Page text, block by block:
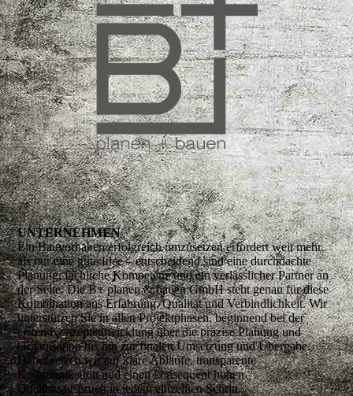
UNTERNEHMEN
Ein Bauvorhaben erfolgreich umzusetzen erfordert weit mehr
als nur eine gute Idee – entscheidend sind eine durchdachte
Planung, fachliche Kompetenz und ein verlässlicher Partner an
der Seite. Die B+ planen & bauen GmbH steht genau für diese
Kombination aus Erfahrung, Qualität und Verbindlichkeit. Wir
unterstützen Sie in allen Projektphasen, beginnend bei der
ersten Konzeptentwicklung über die präzise Planung und
Organisation bis hin zur finalen Umsetzung und Übergabe.
Dabei setzen wir auf klare Abläufe, transparente
Kommunikation und einen konsequent hohen
Qualitätsanspruch in jedem einzelnen Schritt.